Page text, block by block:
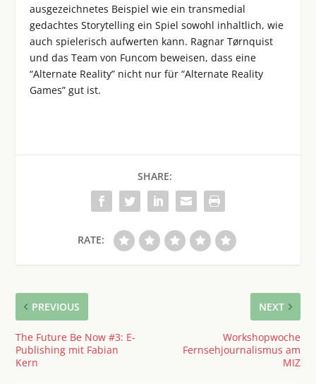
ausgezeichnetes Beispiel wie ein transmedial
gedachtes Storytelling ein Spiel sowohl inhaltlich, wie
auch spielerisch aufwerten kann. Ragnar Tørnquist
und das Team von Funcom beweisen, dass eine
“Alternate Reality” nicht nur für “Alternate Reality
Games” gut ist.
SHARE:
RATE:
PREVIOUS
The Future Be Now #3: E-
Publishing mit Fabian
Kern
NEXT
Workshopwoche
Fernsehjournalismus am
MIZ